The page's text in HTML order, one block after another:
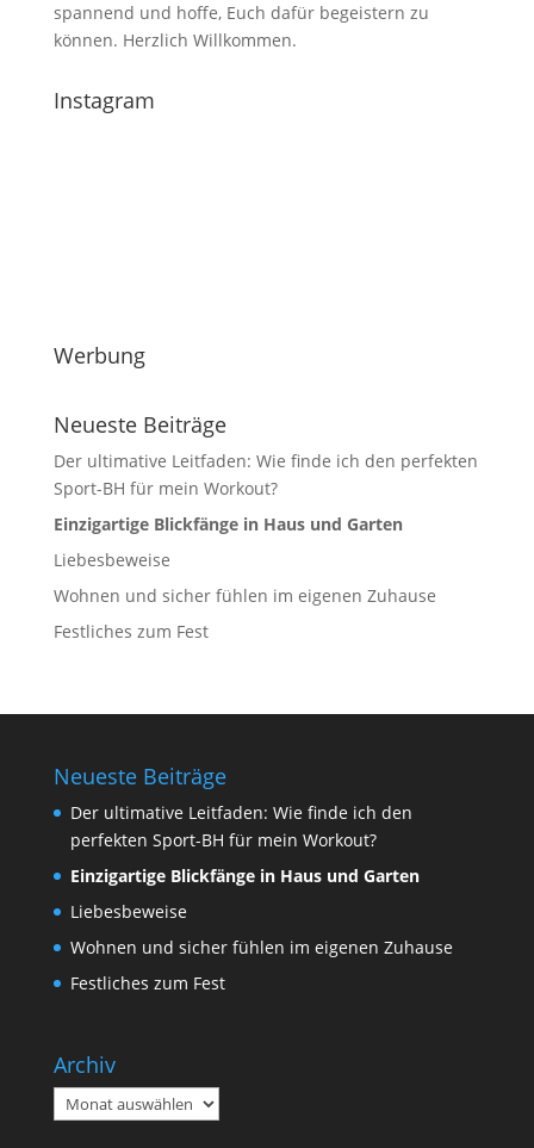
spannend und hoffe, Euch dafür begeistern zu
können. Herzlich Willkommen.
Instagram
Werbung
Neueste Beiträge
Der ultimative Leitfaden: Wie finde ich den perfekten
Sport-BH für mein Workout?
Einzigartige Blickfänge in Haus und Garten
Liebesbeweise
Wohnen und sicher fühlen im eigenen Zuhause
Festliches zum Fest
Neueste Beiträge
Der ultimative Leitfaden: Wie finde ich den
perfekten Sport-BH für mein Workout?
Einzigartige Blickfänge in Haus und Garten
Liebesbeweise
Wohnen und sicher fühlen im eigenen Zuhause
Festliches zum Fest
Archiv
Archiv